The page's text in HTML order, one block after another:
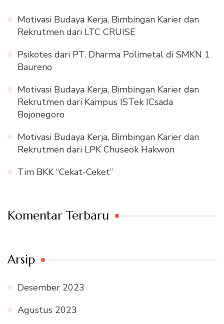
Motivasi Budaya Kerja, Bimbingan Karier dan
Rekrutmen dari LTC CRUISE
Psikotes dari PT. Dharma Polimetal di SMKN 1
Baureno
Motivasi Budaya Kerja, Bimbingan Karier dan
Rekrutmen dari Kampus ISTek ICsada
Bojonegoro
Motivasi Budaya Kerja, Bimbingan Karier dan
Rekrutmen dari LPK Chuseok Hakwon
Tim BKK “Cekat-Ceket”
Komentar Terbaru
Arsip
Desember 2023
Agustus 2023